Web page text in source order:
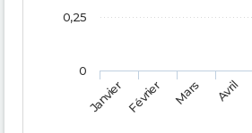
JanvierFévrier Mars Avril
0
0,25